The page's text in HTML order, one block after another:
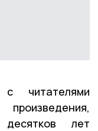
читателями
лет